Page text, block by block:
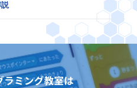
ラミング教室は